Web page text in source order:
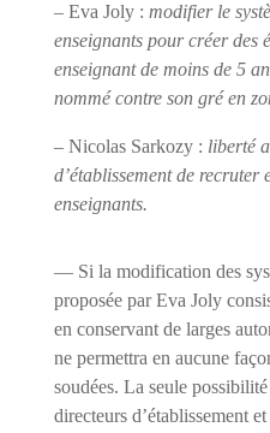
– Eva Joly : modifier le
enseignants pour créer des
enseignant de moins de 5
nommé contre son gré en
– Nicolas Sarkozy : liberté
d’établissement de recruter
enseignants.
— Si la modification des
proposée par Eva Joly
en conservant de larges
ne permettra en aucune
soudées. La seule
directeurs d’établissement